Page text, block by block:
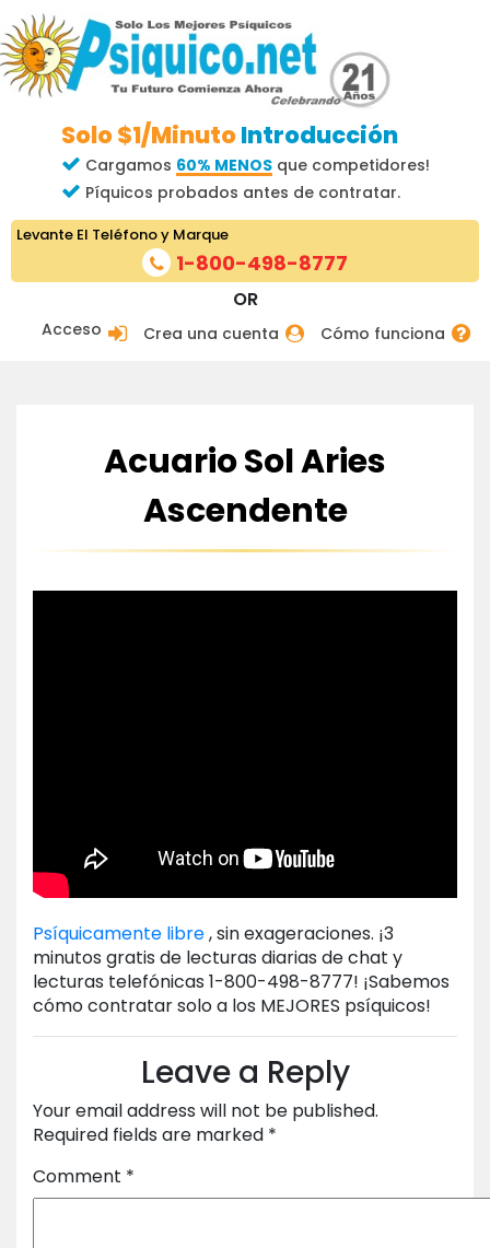
Solo $1/MinutoIntroducción
Cargamos 60% MENOSque competidores!
Píquicos probados antes de contratar.
Acceso Crea una cuenta Cómo funciona
OR
Levante El Teléfono y Marque
1-800-498-8777
Acuario Sol Aries
Ascendente
Psíquicamente libre, sin exageraciones. ¡3
minutos gratis de lecturas diarias de chat y
lecturas telefónicas 1-800-498-8777! ¡Sabemos
cómo contratar solo a los MEJORES psíquicos!
Leave a Reply
Your email address will not be published.
Required fields are marked *
Comment *